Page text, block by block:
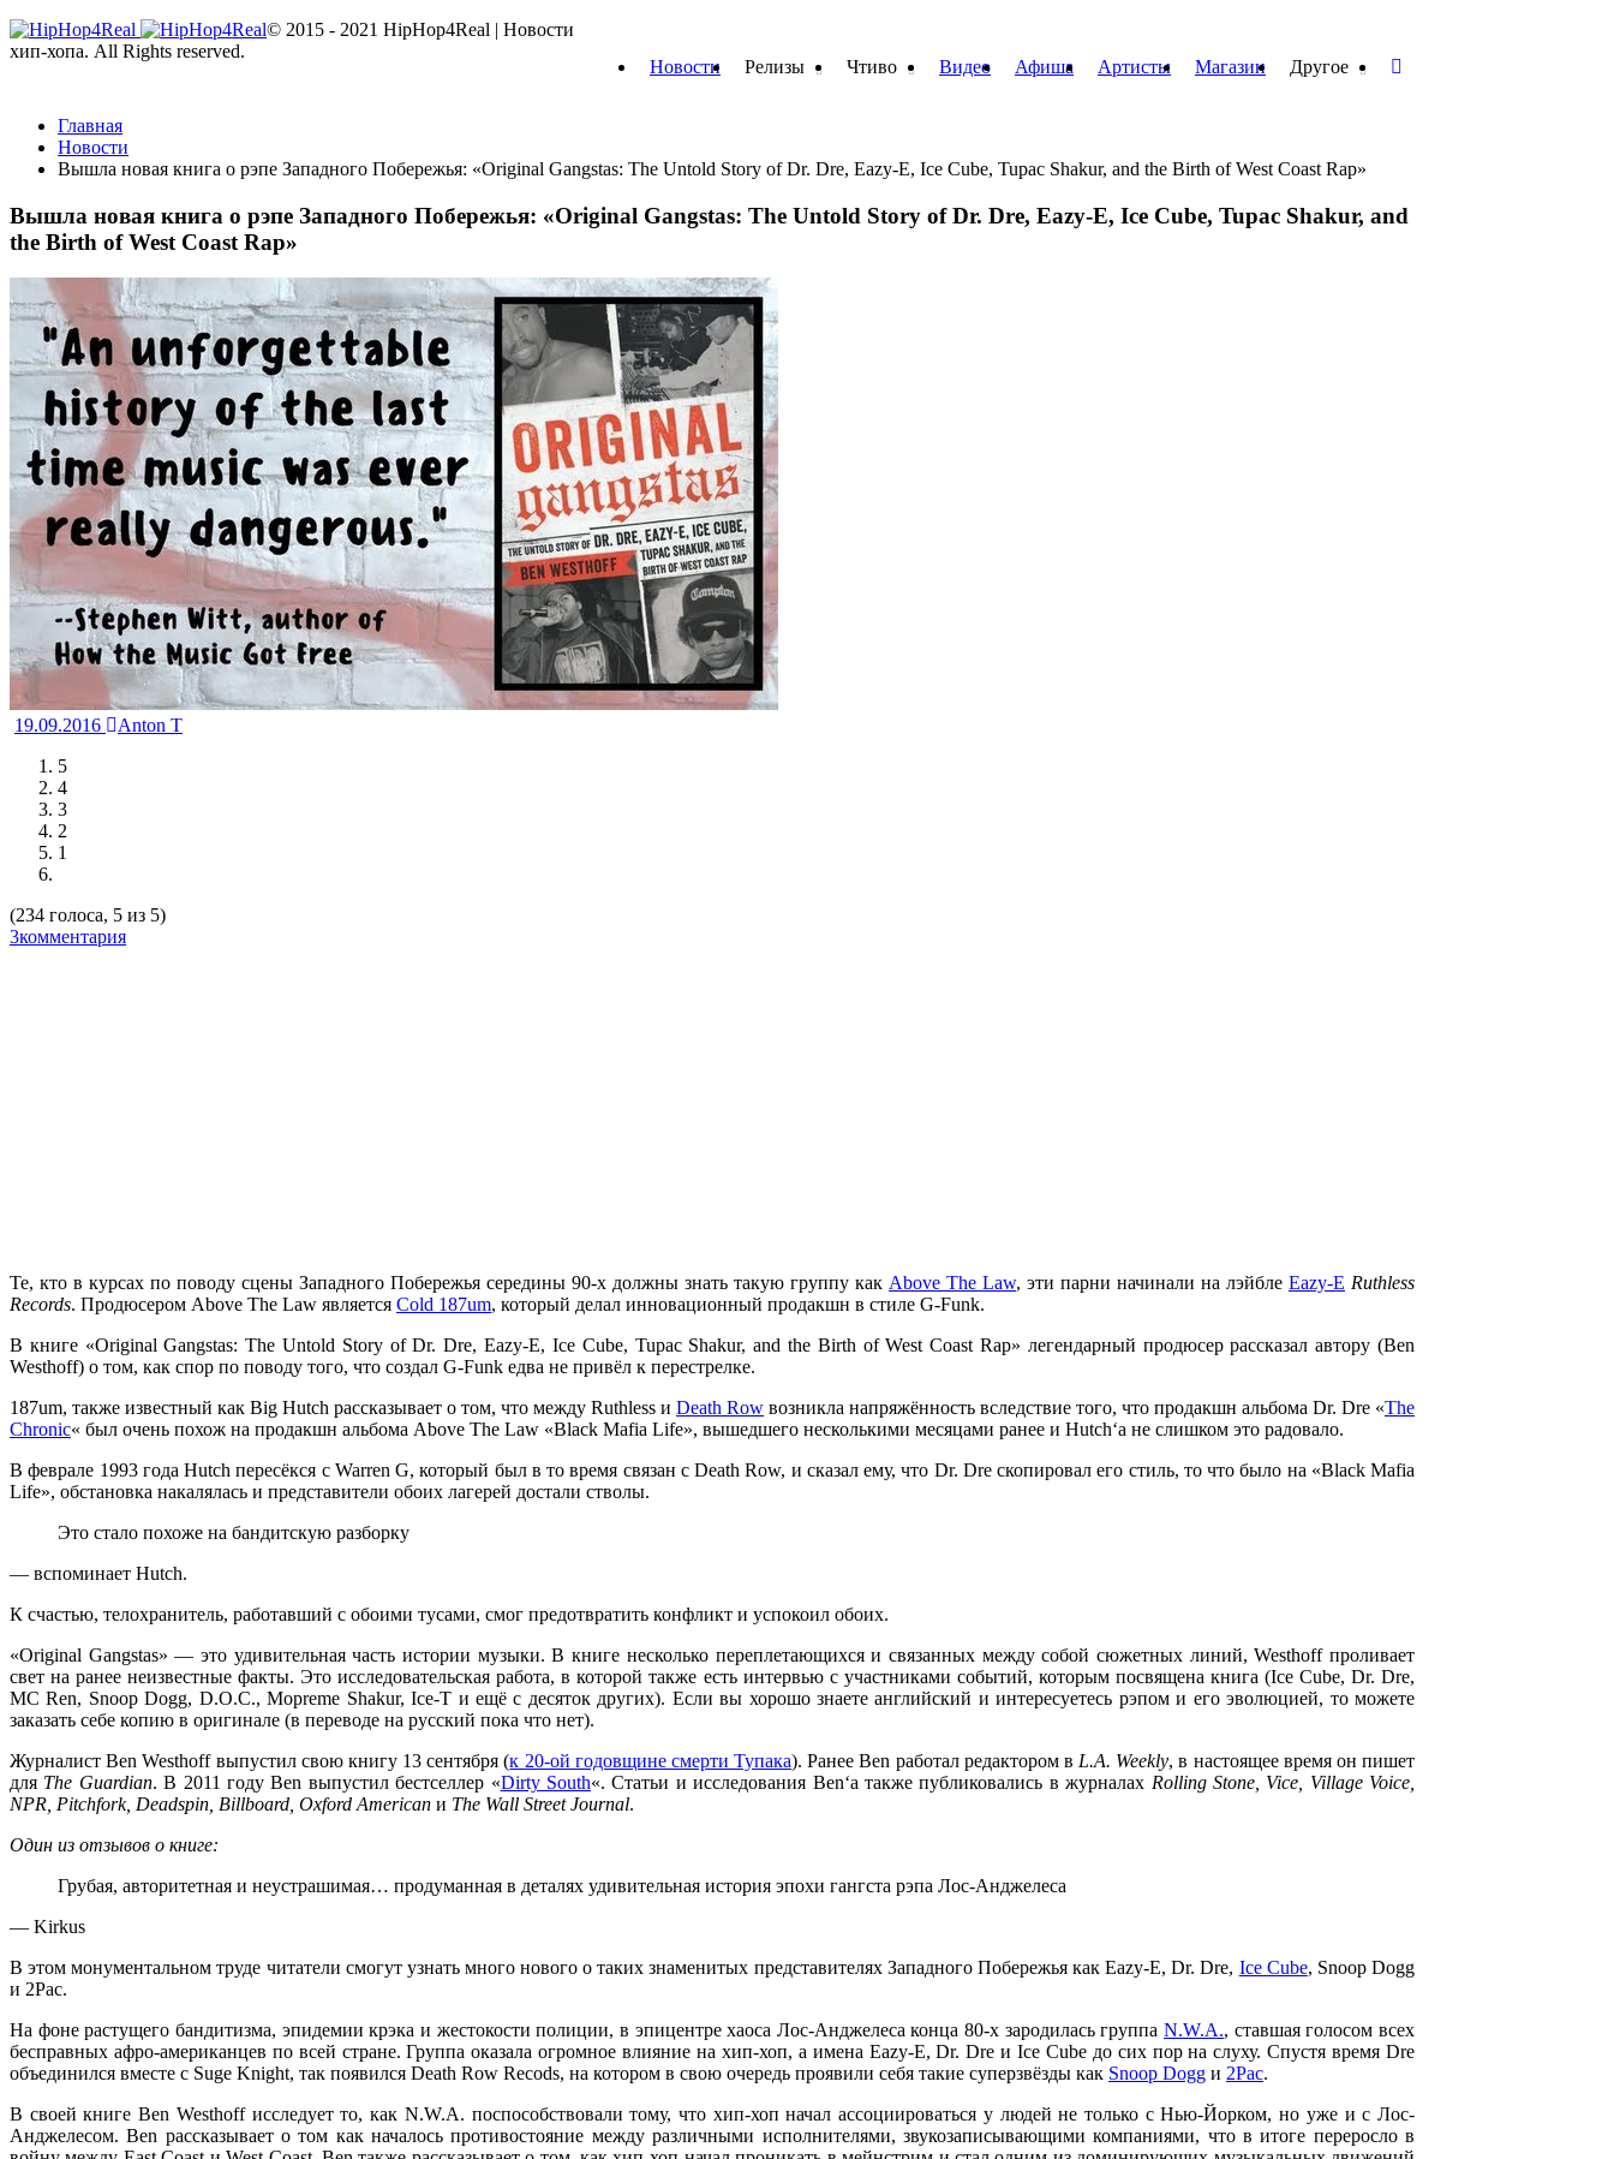
Новости Релизы Чтиво Видео Афиша Артисты Магазин Другое
Главная
Новости
Вышла новая книга о рэпе Западного Побережья: «Original Gangstas: The Untold Story of Dr. Dre, Eazy-E, Ice Cube, Tupac Shakur, and the Birth of West Coast Rap»
Вышла новая книга о рэпе Западного Побережья: «Original Gangstas: The Untold Story of Dr. Dre, Eazy-E, Ice Cube, Tupac Shakur, and
the Birth of West Coast Rap»
19.09.2016
Anton T
5
4
3
2
1
(234 голоса, 5 из 5)
3комментария
Те, кто в курсах по поводу сцены Западного Побережья середины 90-х должны знать такую группу как Above The Law, эти парни начинали на лэйбле Eazy-E Ruthless
Records. Продюсером Above The Law является Cold 187um, который делал инновационный продакшн в стиле G-Funk.
В книге«Original Gangstas: The Untold Story of Dr. Dre, Eazy-E, Ice Cube, Tupac Shakur, and the Birth of West Coast Rap» легендарный продюсер рассказал автору (Ben
Westhoff) о том, как спор по поводу того, что создал G-Funk едва не привёл к перестрелке.
187um, также известный как Big Hutch рассказывает о том, что между Ruthless и Death Row возникла напряжённость вследствие того, что продакшн альбома Dr. Dre «The
Chronic« был очень похож на продакшн альбома Above The Law «Black Mafia Life», вышедшего несколькими месяцами ранее и Hutch‘а не слишком это радовало.
В феврале 1993 года Hutch пересёкся с Warren G, который был в то время связан с Death Row, и сказал ему, что Dr. Dreскопировал его стиль, то что было на «Black Mafia
Life», обстановка накалялась и представители обоих лагерей достали стволы.
Это стало похоже на бандитскую разборку
— вспоминает Hutch.
К счастью, телохранитель, работавший с обоими тусами, смог предотвратить конфликт и успокоил обоих.
«Original Gangstas» — это удивительная часть истории музыки. В книге несколько переплетающихся и связанных между собой сюжетных линий,Westhoffпроливает
свет на ранее неизвестные факты. Это исследовательская работа, в которой также есть интервью с участниками событий, которым посвящена книга (Ice Cube, Dr. Dre,
MC Ren, Snoop Dogg, D.O.C., Mopreme Shakur, Ice-T и ещё с десяток других). Если вы хорошо знаете английский и интересуетесь рэпом и его эволюцией, то можете
заказать себе копию в оригинале (в переводе на русский пока что нет).
ЖурналистBen Westhoffвыпустил свою книгу 13 сентября (к 20-ой годовщине смертиТупака). РанееBen работал редактором вL.A. Weekly, в настоящее время он пишет
для The Guardian. В 2011 годуBen выпустил бестселлер «Dirty South«. Статьи и исследования Ben‘а также публиковались в журналах Rolling Stone, Vice, Village Voice,
NPR, Pitchfork, Deadspin, Billboard, Oxford American и The Wall Street Journal.
Один из отзывов о книге:
Грубая, авторитетная и неустрашимая… продуманная в деталях удивительная история эпохи гангста рэпа Лос-Анджелеса
— Kirkus
В этом монументальном труде читатели смогут узнать много нового о таких знаменитых представителях Западного Побережьякак Eazy-E, Dr. Dre, Ice Cube, Snoop Dogg
и 2Pac.
На фоне растущего бандитизма, эпидемии крэка и жестокости полиции, в эпицентре хаоса Лос-Анджелеса конца 80-х зародилась группаN.W.A., ставшая голосом всех
бесправных афро-американцев по всей стране. Группа оказала огромное влияние на хип-хоп, а имена Eazy-E, Dr. Dreи Ice Cubeдо сих пор на слуху. Спустя время Dre
объединился вместе с Suge Knight, так появился Death Row Recods, на котором в свою очередь проявили себя такие суперзвёзды как Snoop Dogg и 2Pac.
В своей книгеBen Westhoffисследует то, как N.W.A. поспособствовали тому, что хип-хоп начал ассоциироваться у людей не только с Нью-Йорком, но уже и с Лос-
Анджелесом.Ben рассказывает о том как началось противостояние между различными исполнителями, звукозаписывающими компаниями, что в итоге переросло в
© 2015 - 2021 HipHop4Real | Новости
хип-хопа. All Rights reserved.